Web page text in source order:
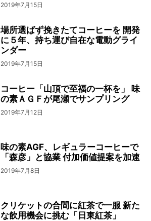
2019年7月15日
場所選ばず挽きたてコーヒーを 開発
に５年、持ち運び自在な電動グライ
ンダー
2019年7月15日
コーヒー「山頂で至福の一杯を」 味
の素ＡＧＦが尾瀬でサンプリング
2019年7月12日
味の素AGF、レギュラーコーヒーで
「森彦」と協業 付加価値提案を加速
2019年7月8日
クリケットの合間に紅茶で一服 新た
な飲用機会に挑む「日東紅茶」